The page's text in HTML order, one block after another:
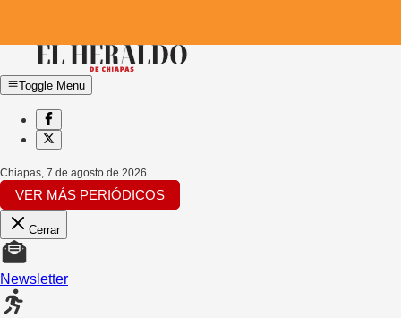
Toggle Menu
Chiapas, 7 de agosto de 2026
VER MÁS PERIÓDICOS
Cerrar
Newsletter